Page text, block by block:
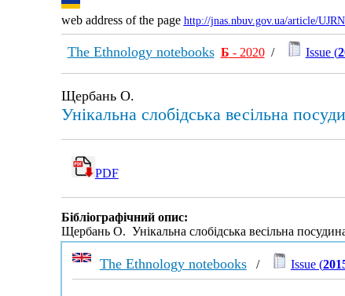
web address of the page http://jnas.nbuv.gov.ua/article/
The Ethnology notebooks Б - 2020/ Issue (
Щербань О.
Унікальна слобідська весільна
PDF
Бібліографічний опис:
Щербань О. Унікальна слобідська весільна
The Ethnology notebooks/ Issue (